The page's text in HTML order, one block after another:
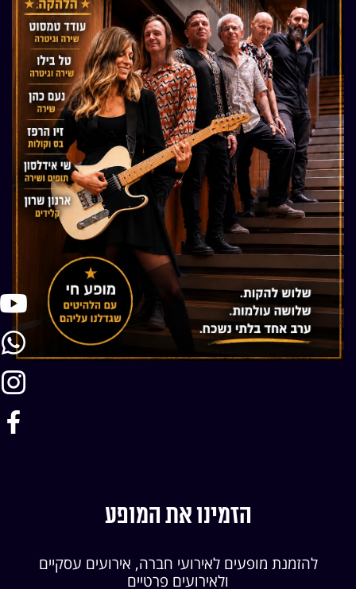
הזמינו את המופע
להזמנת מופעים לאירועי חברה, אירועים עסקיים
ולאירועים פרטיים